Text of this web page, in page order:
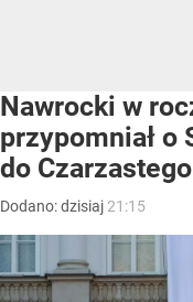
Nawrocki w
przypomniał o
do Czarzastego
Dodano:dzisiaj 21:15